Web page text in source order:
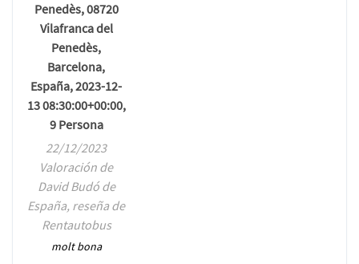
Penedès, 08720
Vilafranca del
Penedès,
Barcelona,
España, 2023-12-
13 08:30:00+00:00,
9 Persona
22/12/2023
Valoración de
David Budó de
España, reseña de
Rentautobus
molt bona